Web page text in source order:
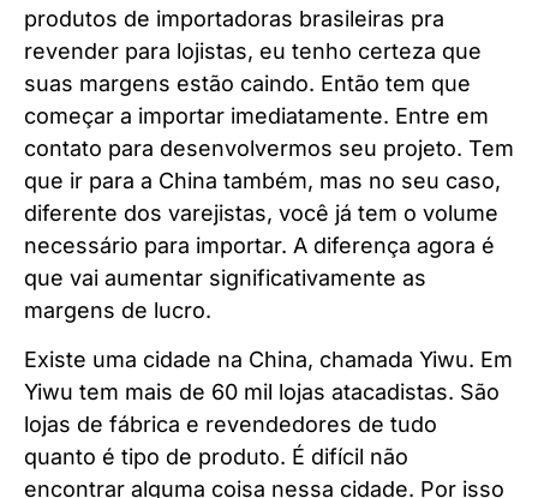
produtos de importadoras brasileiras pra
revender para lojistas, eu tenho certeza que
suas margens estão caindo. Então tem que
começar a importar imediatamente. Entre em
contato para desenvolvermos seu projeto. Tem
que ir para a China também, mas no seu caso,
diferente dos varejistas, você já tem o volume
necessário para importar. A diferença agora é
que vai aumentar significativamente as
margens de lucro.
Existe uma cidade na China, chamada Yiwu. Em
Yiwu tem mais de 60 mil lojas atacadistas. São
lojas de fábrica e revendedores de tudo
quanto é tipo de produto. É difícil não
encontrar alguma coisa nessa cidade. Por isso